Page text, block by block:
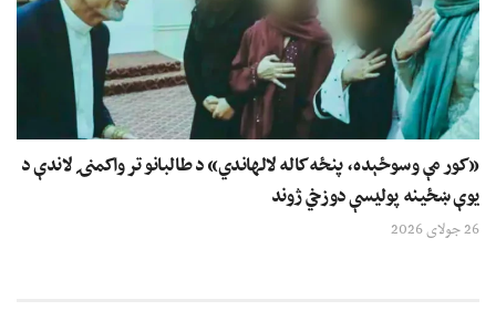
«کور مې وسوځېده، پنځه کاله لالهاندي» د طالبانو تر واکمنۍ لاندې د
یوې ښځینه پولیسې دوزخي ژوند
26 جولای 2026